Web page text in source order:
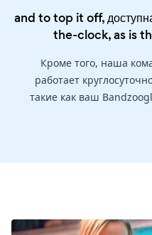
and to top it off,
the-clock, as is
Кроме того, наша
работает
такие как ваш